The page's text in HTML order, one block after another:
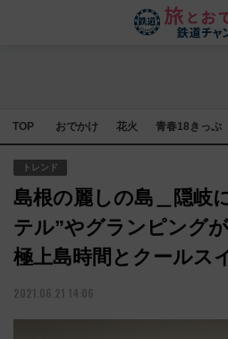
TOP おでかけ 花火 青春18きっぷ
トレンド
島根の麗しの島＿隠岐
テル”やグランピング
極上島時間とクールス
2021.06.21 14:06